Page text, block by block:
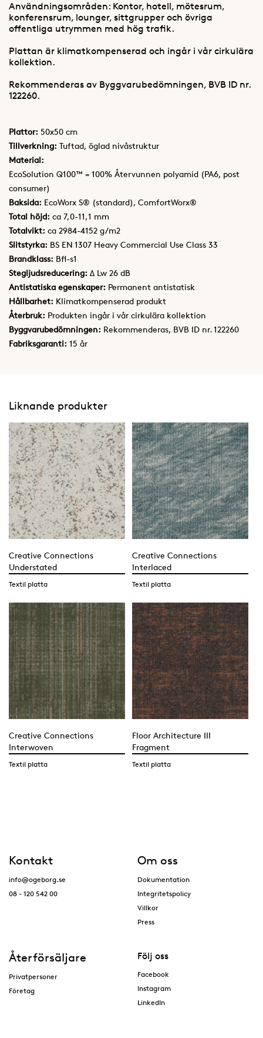
Användningsområden: Kontor, hotell, mötesrum,
konferensrum, lounger, sittgrupper och övriga
offentliga utrymmen med hög trafik.
Plattan är klimatkompenserad och ingår i vår cirkulära
kollektion.
Rekommenderas av Byggvarubedömningen, BVB ID nr.
122260.
Plattor: 50x50 cm
Tillverkning: Tuftad, öglad nivåstruktur
Material:
EcoSolution Q100™ = 100% Återvunnen polyamid (PA6, post
consumer)
Baksida: EcoWorx S® (standard), ComfortWorx®
Total höjd: ca 7,0-11,1 mm
Totalvikt: ca 2984-4152 g/m2
Slitstyrka: BS EN 1307 Heavy Commercial Use Class 33
Brandklass: Bfl-s1
Stegljudsreducering: Δ Lw 26 dB
Antistatiska egenskaper: Permanent antistatisk
Hållbarhet: Klimatkompenserad produkt
Återbruk: Produkten ingår i vår cirkulära kollektion
Byggvarubedömningen: Rekommenderas, BVB ID nr. 122260
Fabriksgaranti: 15 år
Liknande produkter
Creative Connections
Understated
Textil platta
Creative Connections
Interlaced
Textil platta
Creative Connections
Interwoven
Textil platta
Floor Architecture III
Fragment
Textil platta
Kontakt
info@ogeborg.se
08 - 120 542 00
Om oss
Dokumentation
Integritetspolicy
Villkor
Press
Återförsäljare
Privatpersoner
Företag
Följ oss
Facebook
Instagram
LinkedIn